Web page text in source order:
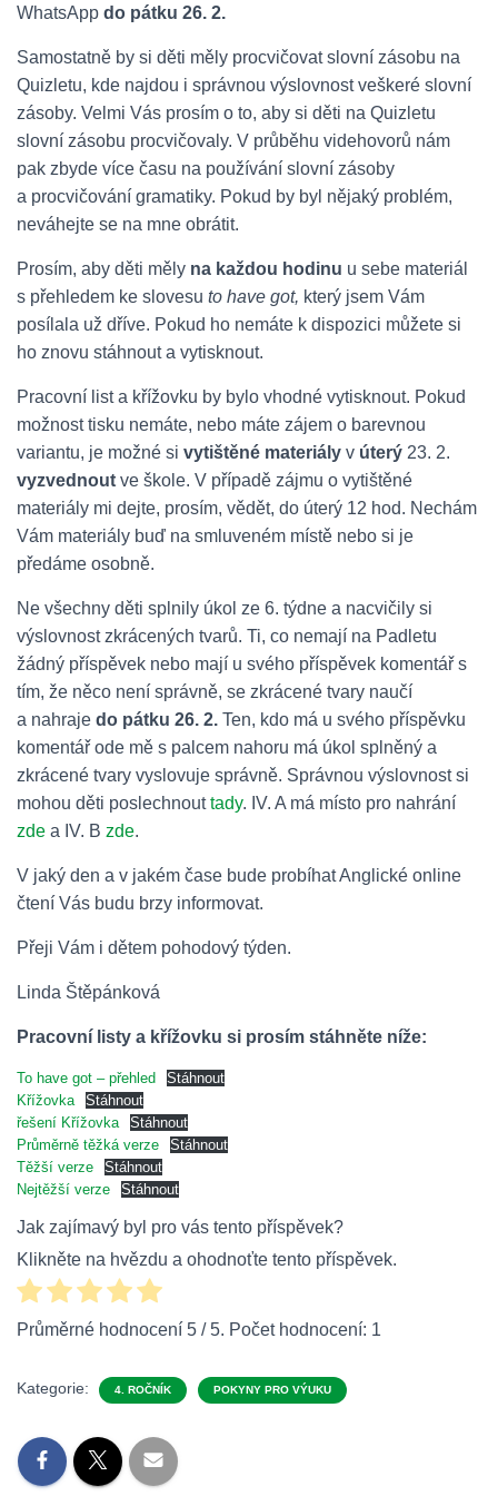
WhatsApp do pátku 26. 2.
Samostatně by si děti měly procvičovat slovní zásobu na
Quizletu, kde najdou i správnou výslovnost veškeré slovní
zásoby. Velmi Vás prosím o to, aby si děti na Quizletu
slovní zásobu procvičovaly. V průběhu videhovorů nám
pak zbyde více času na používání slovní zásoby
a procvičování gramatiky. Pokud by byl nějaký problém,
neváhejte se na mne obrátit.
Prosím, aby děti měly na každou hodinu u sebe materiál
s přehledem ke slovesu to have got, který jsem Vám
posílala už dříve. Pokud ho nemáte k dispozici můžete si
ho znovu stáhnout a vytisknout.
Pracovní list a křížovku by bylo vhodné vytisknout. Pokud
možnost tisku nemáte, nebo máte zájem o barevnou
variantu, je možné si vytištěné materiály v úterý 23. 2.
vyzvednout ve škole. V případě zájmu o vytištěné
materiály mi dejte, prosím, vědět, do úterý 12 hod. Nechám
Vám materiály buď na smluveném místě nebo si je
předáme osobně.
Ne všechny děti splnily úkol ze 6. týdne a nacvičily si
výslovnost zkrácených tvarů. Ti, co nemají na Padletu
žádný příspěvek nebo mají u svého příspěvek komentář s
tím, že něco není správně, se zkrácené tvary naučí
a nahraje do pátku 26. 2. Ten, kdo má u svého příspěvku
komentář ode mě s palcem nahoru má úkol splněný a
zkrácené tvary vyslovuje správně. Správnou výslovnost si
mohou děti poslechnouttady. IV. A má místo pro nahrání
zde a IV. B zde.
V jaký den a v jakém čase bude probíhat Anglické online
čtení Vás budu brzy informovat.
Přeji Vám i dětem pohodový týden.
Linda Štěpánková
Pracovní listy a křížovku si prosím stáhněte níže:
To have got – přehled
Stáhnout
Křížovka
Stáhnout
řešení Křížovka
Stáhnout
Průměrně těžká verze
Stáhnout
Těžší verze
Stáhnout
Nejtěžší verze
Stáhnout
Jak zajímavý byl pro vás tento příspěvek?
Klikněte na hvězdu a ohodnoťte tento příspěvek.
Průměrné hodnocení 5 / 5. Počet hodnocení: 1
Kategorie: 4. ROČNÍK POKYNY PRO VÝUKU